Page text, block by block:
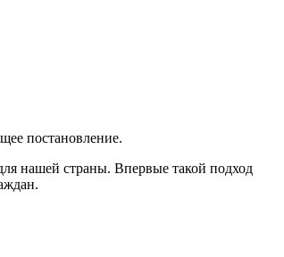
постановление.
нашей страны. Впервые такой подход